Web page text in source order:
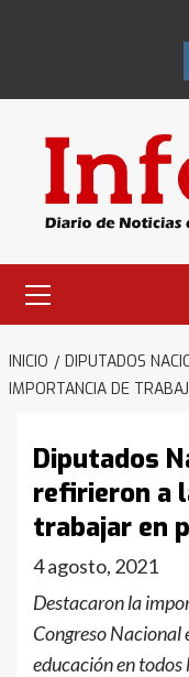
primario
INICIO
DIPUTADOS
IMPORTANCIA DE
Diputados
refirieron a
trabajar en
4 agosto, 2021
Destacaron la
Congreso Nacional
educación en todos